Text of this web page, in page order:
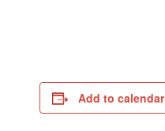
Add to calendar